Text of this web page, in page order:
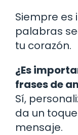
Siempre
palabras
tu corazón.
¿Es
frases de
Sí,
da un
mensaje.